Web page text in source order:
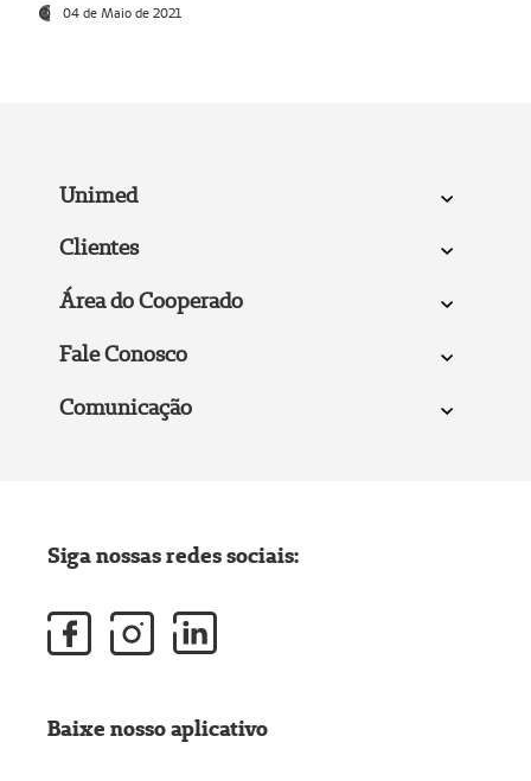
04 de Maio de 2021
Unimed
Clientes
Área do Cooperado
Fale Conosco
Comunicação
Siga nossas redes sociais:
Baixe nosso aplicativo